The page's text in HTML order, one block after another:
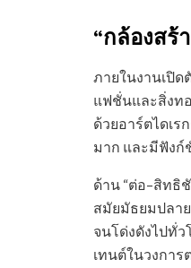
“กล้องสร้
ภายในงานเปิ
แฟชั่นและสิ่งทอ
ด้วยอาร์ตไดเ
มาก และมีฟังก์
ด้าน “ต่อ–สิทธิ
สมัยมัธยมปลา
จนโด่งดังไปทั่ว
เทนต์ในวงกา